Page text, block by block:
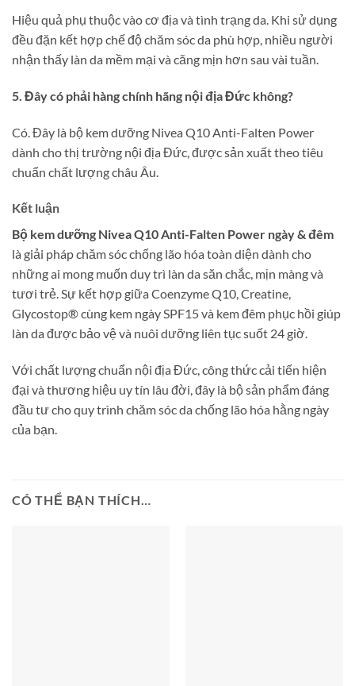
Hiệu quả phụ thuộc vào cơ địa và tình trạng da. Khi sử dụng
đều đặn kết hợp chế độ chăm sóc da phù hợp, nhiều người
nhận thấy làn da mềm mại và căng mịn hơn sau vài tuần.
5. Đây có phải hàng chính hãng nội địa Đức không?
Có. Đây là bộ kem dưỡng Nivea Q10 Anti-Falten Power
dành cho thị trường nội địa Đức, được sản xuất theo tiêu
chuẩn chất lượng châu Âu.
Kết luận
Bộ kem dưỡng Nivea Q10 Anti-Falten Power ngày & đêm
là giải pháp chăm sóc chống lão hóa toàn diện dành cho
những ai mong muốn duy trì làn da săn chắc, mịn màng và
tươi trẻ. Sự kết hợp giữa Coenzyme Q10, Creatine,
Glycostop® cùng kem ngày SPF15 và kem đêm phục hồi giúp
làn da được bảo vệ và nuôi dưỡng liên tục suốt 24 giờ.
Với chất lượng chuẩn nội địa Đức, công thức cải tiến hiện
đại và thương hiệu uy tín lâu đời, đây là bộ sản phẩm đáng
đầu tư cho quy trình chăm sóc da chống lão hóa hằng ngày
của bạn.
CÓ THỂ BẠN THÍCH…